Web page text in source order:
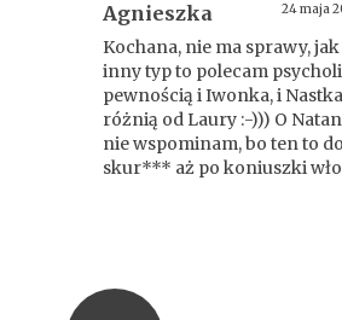
Agnieszka 24 maja
Kochana, nie ma sprawy,
inny typ to polecam
pewnością i Iwonka, i
różnią od Laury :-))) O
nie wspominam, bo ten to
skur*** aż po koniuszki